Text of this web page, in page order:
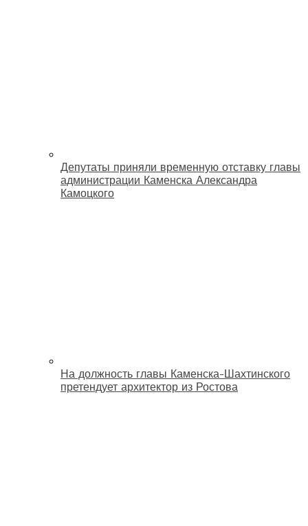
Депутаты приняли временную отставку главы
администрации Каменска Александра
Камоцкого
На должность главы Каменска-Шахтинского
претендует архитектор из Ростова